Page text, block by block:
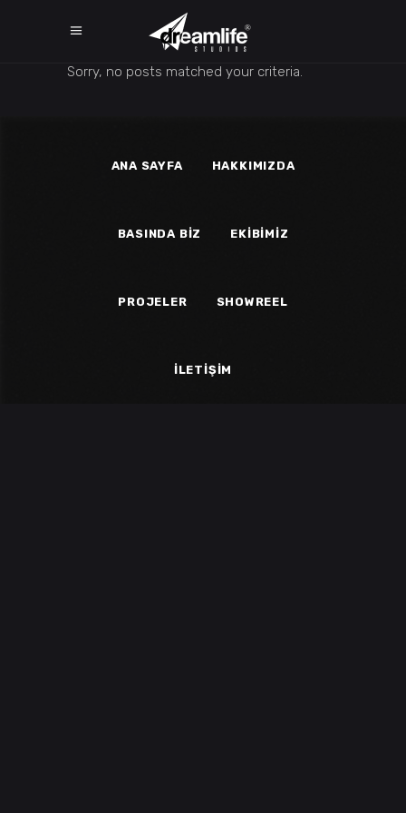
Sorry, no posts matched your criteria.
ANA SAYFA HAKKIMIZDA
BASINDA BIZ EKIBIMIZ
PROJELER SHOWREEL
İLETIŞIM